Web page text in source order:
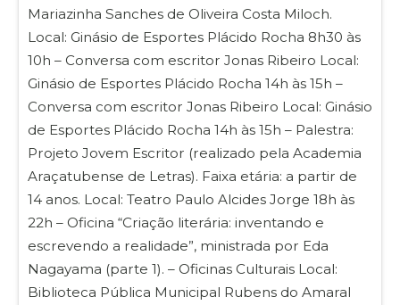
Mariazinha Sanches de Oliveira Costa Miloch.
Local: Ginásio de Esportes Plácido Rocha 8h30 às
10h – Conversa com escritor Jonas Ribeiro Local:
Ginásio de Esportes Plácido Rocha 14h às 15h –
Conversa com escritor Jonas Ribeiro Local: Ginásio
de Esportes Plácido Rocha 14h às 15h – Palestra:
Projeto Jovem Escritor (realizado pela Academia
Araçatubense de Letras). Faixa etária: a partir de
14 anos. Local: Teatro Paulo Alcides Jorge 18h às
22h – Oficina “Criação literária: inventando e
escrevendo a realidade”, ministrada por Eda
Nagayama (parte 1). – Oficinas Culturais Local:
Biblioteca Pública Municipal Rubens do Amaral